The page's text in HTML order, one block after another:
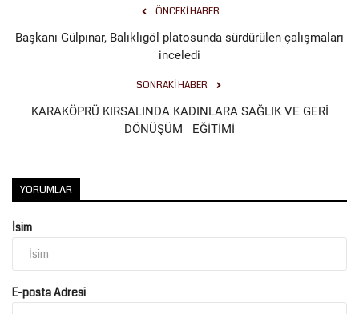
ÖNCEKI HABER
Başkanı Gülpınar, Balıklıgöl platosunda sürdürülen çalışmaları
inceledi
SONRAKI HABER
KARAKÖPRÜ KIRSALINDA KADINLARA SAĞLIK VE GERİ
DÖNÜŞÜM EĞİTİMİ
YORUMLAR
İsim
E-posta Adresi